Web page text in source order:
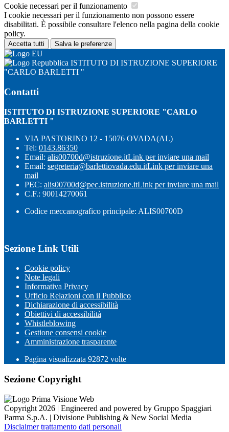
Cookie necessari per il funzionamento
I cookie necessari per il funzionamento non possono essere
disabilitati. È possibile consultare l'elenco nella pagina della cookie
policy.
Accetta tutti Salva le preferenze
ISTITUTO DI ISTRUZIONE SUPERIORE
"CARLO BARLETTI "
Contatti
ISTITUTO DI ISTRUZIONE SUPERIORE "CARLO
BARLETTI "
VIA PASTORINO 12 - 15076 OVADA(AL)
Tel: 0143.86350
Email: alis00700d@istruzione.itLink per inviare una mail
Email: segreteria@barlettiovada.edu.itLink per inviare una
mail
PEC: alis00700d@pec.istruzione.itLink per inviare una mail
C.F.: 90014270061
Codice meccanografico principale: ALIS00700D
Sezione Link Utili
Cookie policy
Note legali
Informativa Privacy
Ufficio Relazioni con il Pubblico
Dichiarazione di accessibilità
Obiettivi di accessibilità
Whistleblowing
Gestione consensi cookie
Amministrazione trasparente
Pagina visualizzata 92872 volte
Sezione Copyright
Copyright 2026 | Engineered and powered by Gruppo Spaggiari
Parma S.p.A. | Divisione Publishing & New Social Media
Disclaimer trattamento dati personali